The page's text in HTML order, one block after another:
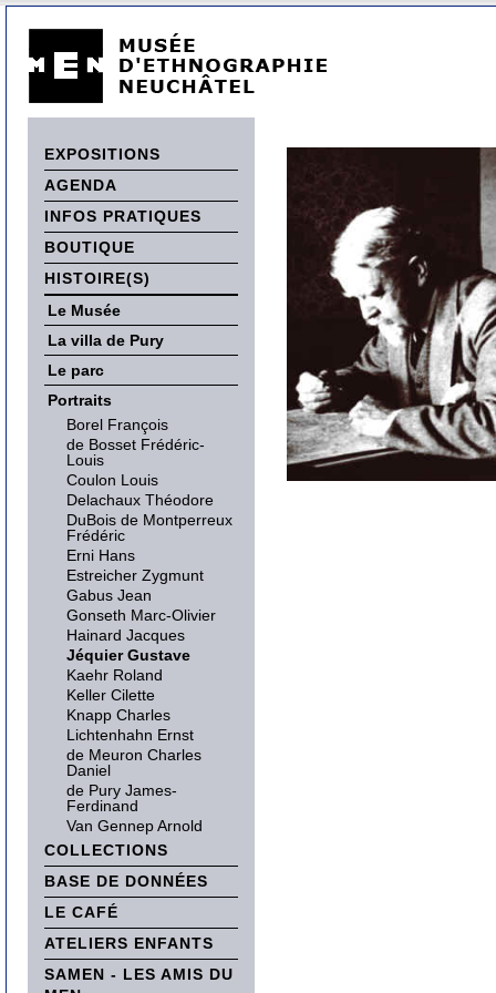
EXPOSITIONS
AGENDA
INFOS PRATIQUES
BOUTIQUE
HISTOIRE(S)
Le Musée
La villa de Pury
Le parc
Portraits
Borel François
de Bosset Frédéric-
Louis
Coulon Louis
Delachaux Théodore
DuBois de Montperreux
Frédéric
Erni Hans
Estreicher Zygmunt
Gabus Jean
Gonseth Marc-Olivier
Hainard Jacques
Jéquier Gustave
Kaehr Roland
Keller Cilette
Knapp Charles
Lichtenhahn Ernst
de Meuron Charles
Daniel
de Pury James-
Ferdinand
Van Gennep Arnold
COLLECTIONS
BASE DE DONNÉES
LE CAFÉ
ATELIERS ENFANTS
SAMEN - LES AMIS DU